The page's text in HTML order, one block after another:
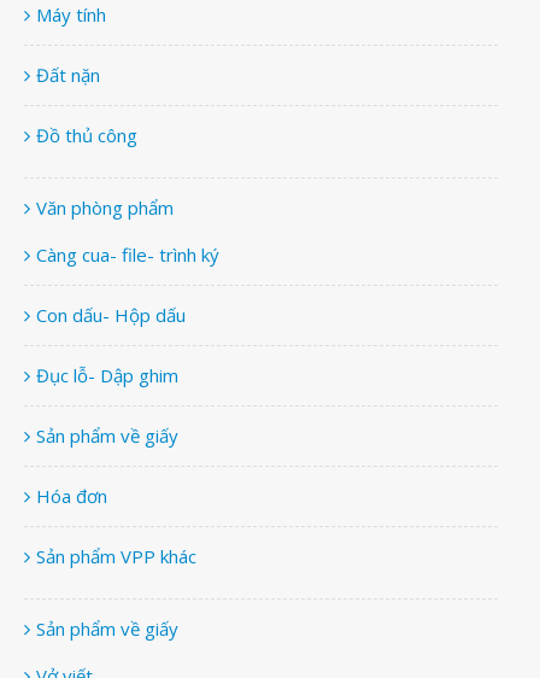
Máy tính
Đất nặn
Đồ thủ công
Văn phòng phẩm
Càng cua- file- trình ký
Con dấu- Hộp dấu
Đục lỗ- Dập ghim
Sản phẩm về giấy
Hóa đơn
Sản phẩm VPP khác
Sản phẩm về giấy